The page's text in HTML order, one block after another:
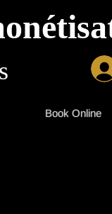
Book Online